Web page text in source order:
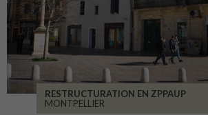
RESTRUCTURATION EN ZPPAUP
MONTPELLIER